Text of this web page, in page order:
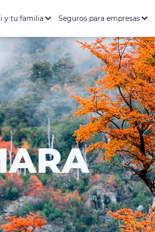
y tu familia Seguros para empresas